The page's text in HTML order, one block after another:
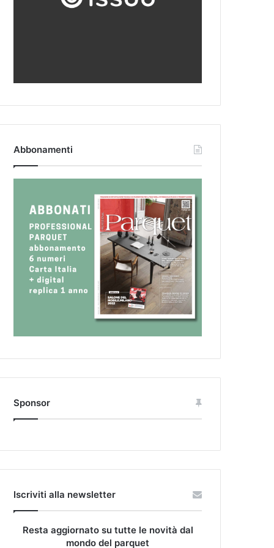
Abbonamenti
Sponsor
Iscriviti alla newsletter
Resta aggiornato su tutte le novità dal
mondo del parquet